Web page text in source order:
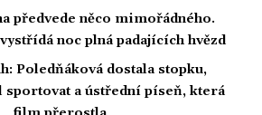
předvede něco mimořádného.
noc plná padajících hvězd
Poledňáková dostala stopku,
a ústřední píseň, která